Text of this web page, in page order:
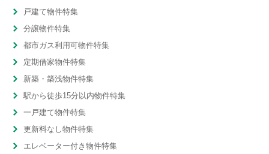
戸建て物件特集
分譲物件特集
都市ガス利用可物件特集
定期借家物件特集
新築・築浅物件特集
駅から徒歩15分以内物件特集
一戸建て物件特集
更新料なし物件特集
エレベーター付き物件特集